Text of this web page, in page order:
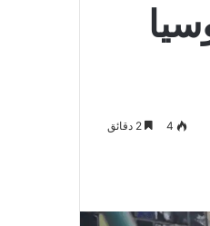
4